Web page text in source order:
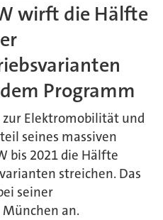
wirft die Hälfte
Programm
zur Elektromobilität und
seines massiven
bis 2021 die Hälfte
streichen. Das
seiner
an.